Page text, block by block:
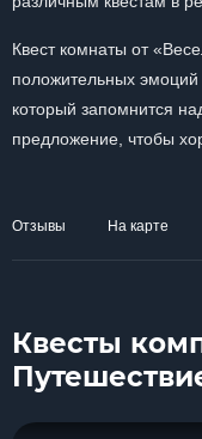
Квест комнаты от
положительных
который запомнится
предложение, чтобы
Отзывы На карте
Квесты